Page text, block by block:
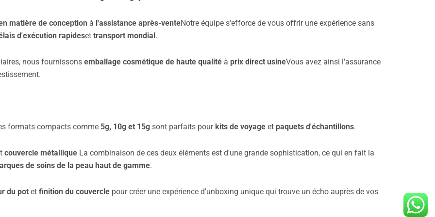
matière de conception à l'assistance après-venteNotre équipe s'efforce de vous offrir une expérience sans
d'exécution rapideset transport mondial.
nous fournissons emballage cosmétique de haute qualité à prix direct usineVous avez ainsi l'assurance
formats compacts comme 5g, 10g et 15g sont parfaits pour kits de voyage et paquets d'échantillons.
couvercle métallique La combinaison de ces deux éléments est d'une grande sophistication, ce qui en fait la
de soins de la peau haut de gamme.
du pot et finition du couvercle pour créer une expérience d'unboxing unique qui trouve un écho auprès de vos